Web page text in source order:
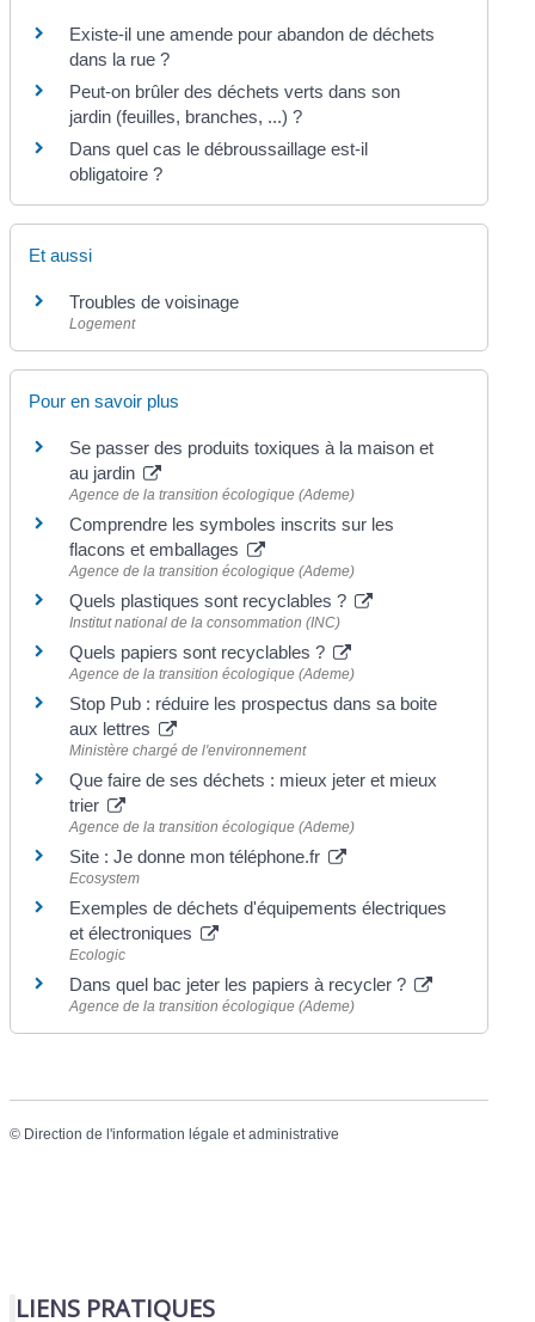
Existe-il une amende pour abandon de déchets
dans la rue ?
Peut-on brûler des déchets verts dans son
jardin (feuilles, branches, ...) ?
Dans quel cas le débroussaillage est-il
obligatoire ?
Et aussi
Troubles de voisinage
Logement
Pour en savoir plus
Se passer des produits toxiques à la maison et
au jardin
Agence de la transition écologique (Ademe)
Comprendre les symboles inscrits sur les
flacons et emballages
Agence de la transition écologique (Ademe)
Quels plastiques sont recyclables ?
Institut national de la consommation (INC)
Quels papiers sont recyclables ?
Agence de la transition écologique (Ademe)
Stop Pub : réduire les prospectus dans sa boite
aux lettres
Ministère chargé de l'environnement
Que faire de ses déchets : mieux jeter et mieux
trier
Agence de la transition écologique (Ademe)
Site : Je donne mon téléphone.fr
Ecosystem
Exemples de déchets d'équipements électriques
et électroniques
Ecologic
Dans quel bac jeter les papiers à recycler ?
Agence de la transition écologique (Ademe)
© Direction de l'information légale et administrative
LIENS PRATIQUES